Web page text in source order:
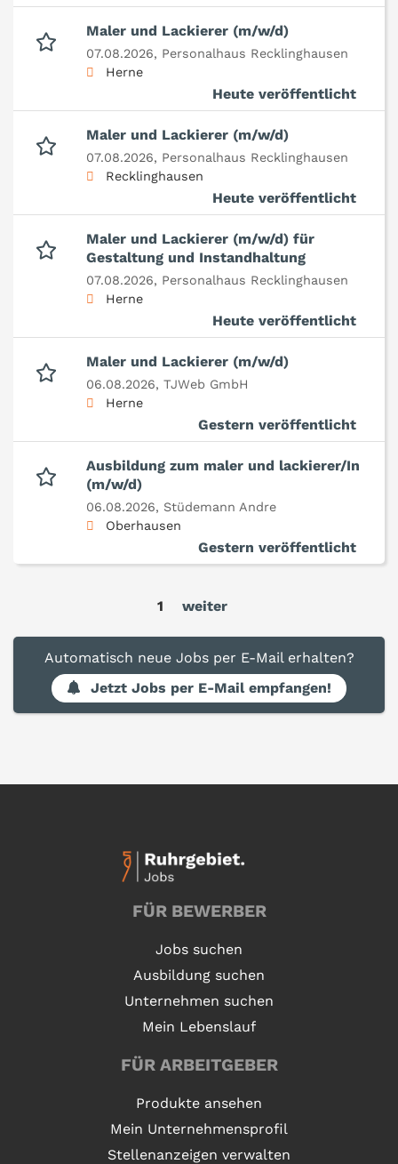
Maler und Lackierer (m/w/d)
07.08.2026, Personalhaus Recklinghausen
Herne
Heute veröffentlicht
Maler und Lackierer (m/w/d)
07.08.2026, Personalhaus Recklinghausen
Recklinghausen
Heute veröffentlicht
Maler und Lackierer (m/w/d) für
Gestaltung und Instandhaltung
07.08.2026, Personalhaus Recklinghausen
Herne
Heute veröffentlicht
Maler und Lackierer (m/w/d)
06.08.2026, TJWeb GmbH
Herne
Gestern veröffentlicht
Ausbildung zum maler und lackierer/In
(m/w/d)
06.08.2026, Stüdemann Andre
Oberhausen
Gestern veröffentlicht
1 weiter
Automatisch neue Jobs per E-Mail erhalten?
Jetzt Jobs per E-Mail empfangen!
FÜR BEWERBER
Jobs suchen
Ausbildung suchen
Unternehmen suchen
Mein Lebenslauf
FÜR ARBEITGEBER
Produkte ansehen
Mein Unternehmensprofil
Stellenanzeigen verwalten